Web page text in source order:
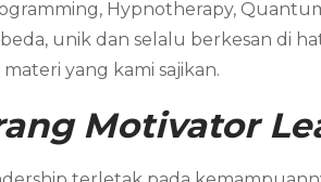
Hypnotherapy,
unik dan selalu berkesan di
yang kami sajikan.
Motivator